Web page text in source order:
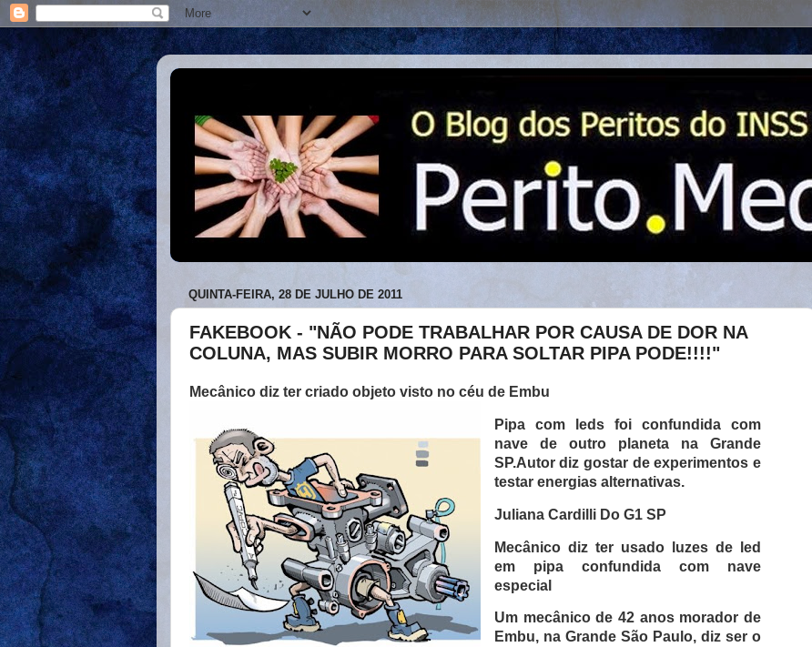
QUINTA-FEIRA, 28 DE JULHO DE 2011
FAKEBOOK - "NÃO PODE TRABALHAR POR CAUSA DE DOR NA
COLUNA, MAS SUBIR MORRO PARA SOLTAR PIPA PODE!!!!"
Mecânico diz ter criado objeto visto no céu de Embu
Pipa com leds foi confundida com
nave de outro planeta na Grande
SP.Autor diz gostar de experimentos e
testar energias alternativas.
Juliana Cardilli Do G1 SP
Mecânico diz ter usado luzes de led
em pipa confundida com nave
especial
Um mecânico de 42 anos morador de
Embu, na Grande São Paulo, diz ser o